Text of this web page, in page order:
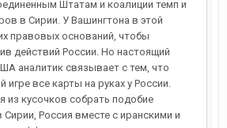
Штатам и коалиции темп и
в Сирии. У Вашингтона в этой
правовых оснований, чтобы
действий России. Но настоящий
аналитик связывает с тем, что
игре все карты на руках у России.
кусочков собрать подобие
Сирии, Россия вместе с иранскими и